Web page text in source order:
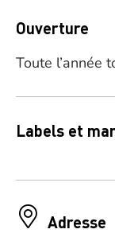
Ouverture
Toute l’année
Labels et
Adresse